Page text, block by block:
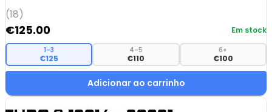
(18)
€125.00 Em stock
1–3
€125
4–5
€110
6+
€100
Adicionar ao carrinho